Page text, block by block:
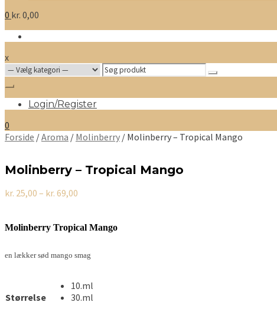
0 kr. 0,00
x
Search
for:
Login/Register
0
Forside /Aroma / Molinberry / Molinberry – Tropical Mango
Molinberry – Tropical Mango
kr. 25,00 – kr. 69,00
kr. 69,00
Molinberry Tropical Mango
en lækker sød mango smag
Størrelse
10.ml
30.ml